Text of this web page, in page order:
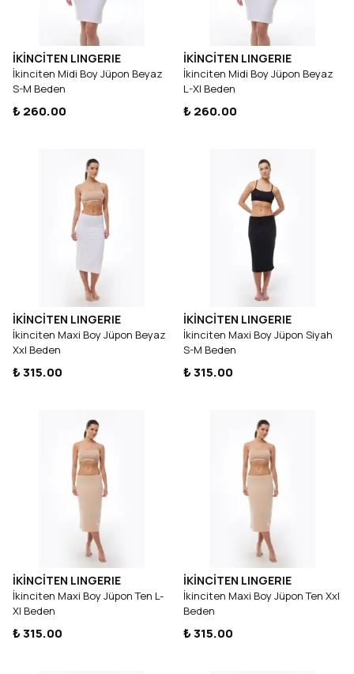
İKİNCİTEN LINGERIE
İkinciten Midi Boy Jüpon Beyaz
S-M Beden
₺ 260.00
İKİNCİTEN LINGERIE
İkinciten Midi Boy Jüpon Beyaz
L-Xl Beden
₺ 260.00
İKİNCİTEN LINGERIE
İkinciten Maxi Boy Jüpon Beyaz
Xxl Beden
₺ 315.00
İKİNCİTEN LINGERIE
İkinciten Maxi Boy Jüpon Siyah
S-M Beden
₺ 315.00
İKİNCİTEN LINGERIE
İkinciten Maxi Boy Jüpon Ten L-
Xl Beden
₺ 315.00
İKİNCİTEN LINGERIE
İkinciten Maxi Boy Jüpon Ten Xxl
Beden
₺ 315.00